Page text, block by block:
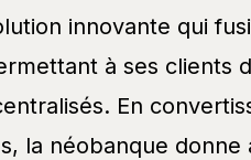
innovante qui
à ses clients
En
la néobanque donne